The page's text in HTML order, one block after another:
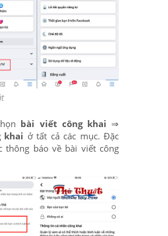
bài viết công khai ⇒
khai ở tất cả các mục. Đặc
thông báo về bài viết công